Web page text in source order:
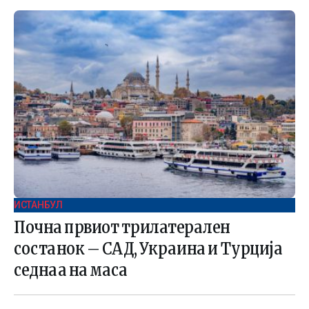
ИСТАНБУЛ
Почна првиот трилатерален
состанок – САД, Украина и Турција
седнаа на маса